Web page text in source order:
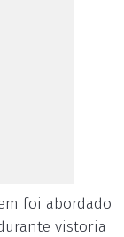
foi abordado
vistoria